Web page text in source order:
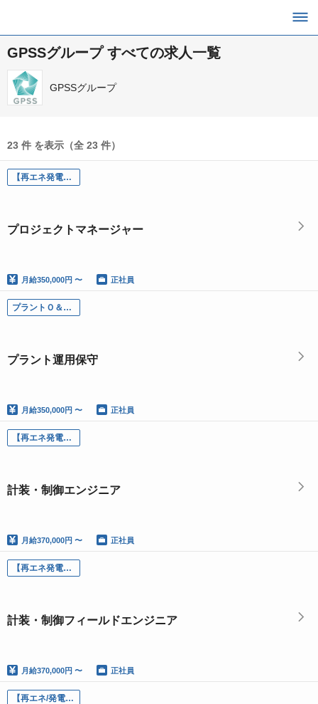
GPSSグループ すべての求人一覧
GPSSグループ
23 件 を表示（全 23 件）
【再エネ発電所事業開発】プロジェクトマネージャー / プレコンストラクション
プロジェクトマネージャー
月給350,000円 〜 正社員
プラントＯ＆Ｍ 中小水力 / 地熱 / バイオガス
プラント運用保守
月給350,000円 〜 正社員
【再エネ発電所】計装・制御エンジニア
計装・制御エンジニア
月給370,000円 〜 正社員
【再エネ発電所】計装・制御フィールドエンジニア
計装・制御フィールドエンジニア
月給370,000円 〜 正社員
【再エネ/発電所建設】さく井工事監理技術者